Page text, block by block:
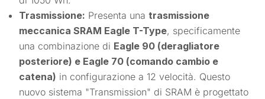
Trasmissione: Presenta unatrasmissione
meccanica SRAM Eagle T-Type, specificamente
una combinazione di Eagle 90 (deragliatore
posteriore) e Eagle 70 (comando cambio e
catena) in configurazione a 12 velocità. Questo
nuovo sistema "Transmission" di SRAM è progettato